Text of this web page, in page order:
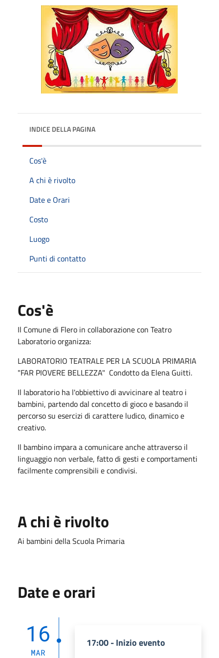
INDICE DELLA PAGINA
Cos'è
A chi è rivolto
Date e Orari
Costo
Luogo
Punti di contatto
Cos'è
Il Comune di Flero in collaborazione con Teatro
Laboratorio organizza:
LABORATORIO TEATRALE PER LA SCUOLA PRIMARIA
"FAR PIOVERE BELLEZZA" Condotto da Elena Guitti.
Il laboratorio ha l'obbiettivo di avvicinare al teatro i
bambini, partendo dal concetto di gioco e basando il
percorso su esercizi di carattere ludico, dinamico e
creativo.
Il bambino impara a comunicare anche attraverso il
linguaggio non verbale, fatto di gesti e comportamenti
facilmente comprensibili e condivisi.
A chi è rivolto
Ai bambini della Scuola Primaria
Date e orari
16
MAR
17:00 - Inizio evento